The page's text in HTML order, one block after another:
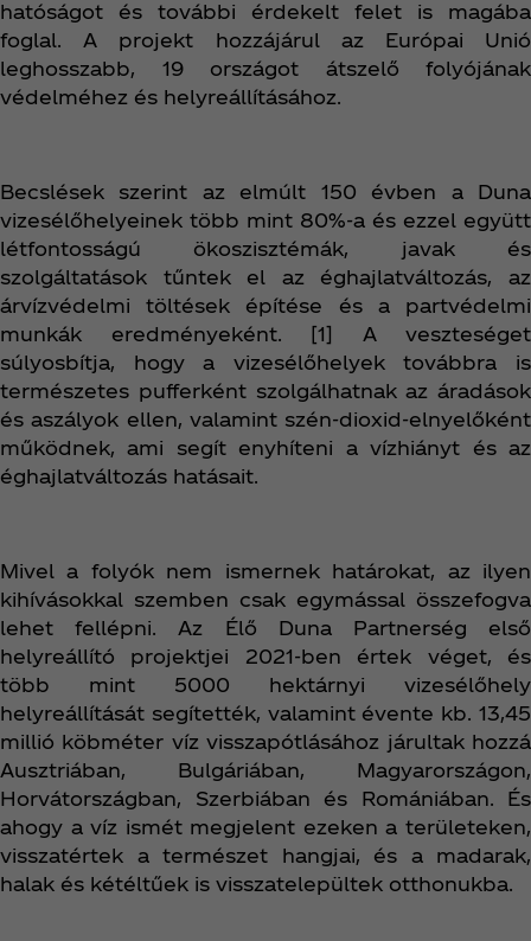
hatóságot és további érdekelt felet is magába
foglal. A projekt hozzájárul az Európai Unió
leghosszabb, 19 országot átszelő folyójának
védelméhez és helyreállításához.
Becslések szerint az elmúlt 150 évben a Duna
vizesélőhelyeinek több mint 80%-a és ezzel együtt
létfontosságú ökoszisztémák, javak és
szolgáltatások tűntek el az éghajlatváltozás, az
árvízvédelmi töltések építése és a partvédelmi
munkák eredményeként. [1] A veszteséget
súlyosbítja, hogy a vizesélőhelyek továbbra is
természetes pufferként szolgálhatnak az áradások
és aszályok ellen, valamint szén-dioxid-elnyelőként
működnek, ami segít enyhíteni a vízhiányt és az
éghajlatváltozás hatásait.
Mivel a folyók nem ismernek határokat, az ilyen
kihívásokkal szemben csak egymással összefogva
lehet fellépni. Az Élő Duna Partnerség első
helyreállító projektjei 2021-ben értek véget, és
több mint 5000 hektárnyi vizesélőhely
helyreállítását segítették, valamint évente kb. 13,45
millió köbméter víz visszapótlásához járultak hozzá
Ausztriában, Bulgáriában, Magyarországon,
Horvátországban, Szerbiában és Romániában. És
ahogy a víz ismét megjelent ezeken a területeken,
visszatértek a természet hangjai, és a madarak,
halak és kétéltűek is visszatelepültek otthonukba.